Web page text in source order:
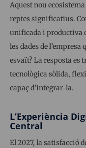
Aquest nou
reptes significatius.
unificada i productiva
les dades de l’empresa
esvaït? La resposta es
tecnològica sòlida,
capaç d’integrar-la.
L’Experiència
Central
El 2027, la satisfacció